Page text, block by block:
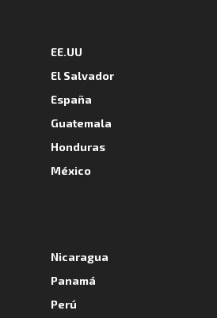
EE.UU
El Salvador
España
Guatemala
Honduras
México
Nicaragua
Panamá
Perú